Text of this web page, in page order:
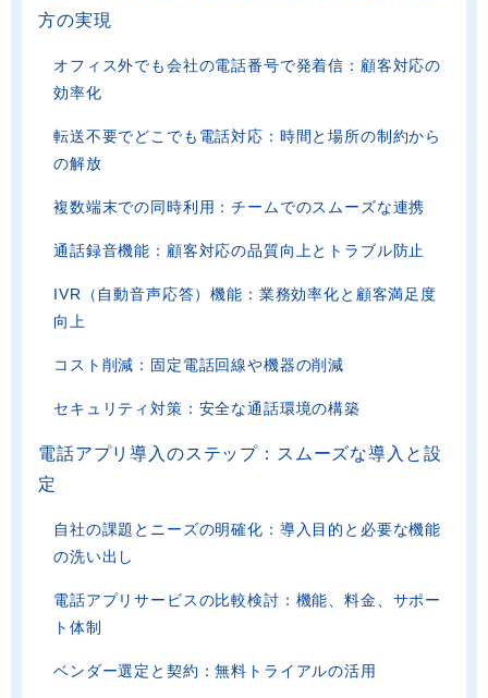
方の実現
オフィス外でも会社の電話番号で発着信：顧客対応の
効率化
転送不要でどこでも電話対応：時間と場所の制約から
の解放
複数端末での同時利用：チームでのスムーズな連携
通話録音機能：顧客対応の品質向上とトラブル防止
IVR（自動音声応答）機能：業務効率化と顧客満足度
向上
コスト削減：固定電話回線や機器の削減
セキュリティ対策：安全な通話環境の構築
電話アプリ導入のステップ：スムーズな導入と設
定
自社の課題とニーズの明確化：導入目的と必要な機能
の洗い出し
電話アプリサービスの比較検討：機能、料金、サポー
ト体制
ベンダー選定と契約：無料トライアルの活用